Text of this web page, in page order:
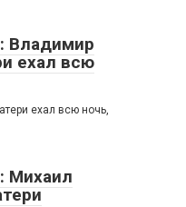
Владимир
ехал всю
ехал всю ночь,
Михаил